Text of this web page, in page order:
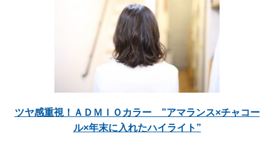
ツヤ感重視！ＡＤＭＩＯカラー ”アマランス×チャコー
ル×年末に入れたハイライト”